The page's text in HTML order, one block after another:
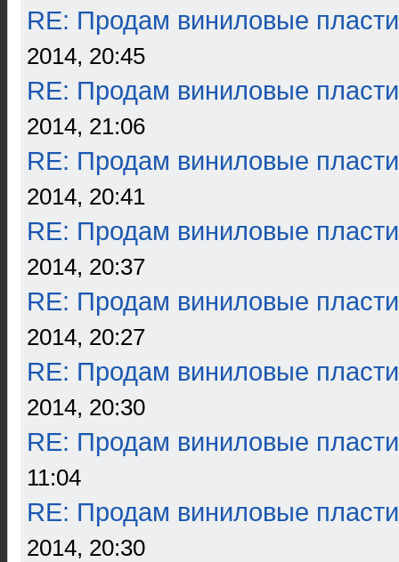
RE: Продам виниловые
2014, 20:45
RE: Продам виниловые
2014, 21:06
RE: Продам виниловые
2014, 20:41
RE: Продам виниловые
2014, 20:37
RE: Продам виниловые
2014, 20:27
RE: Продам виниловые
2014, 20:30
RE: Продам виниловые
11:04
RE: Продам виниловые
2014, 20:30